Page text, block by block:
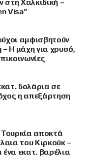
στη Χαλκιδική –
Visa”
αμφισβητούν
– Η μάχη για χρυσό,
δολάρια σε
η απεξάρτηση
Τουρκία αποκτά
του Κιρκούκ –
ένα εκατ. βαρέλια